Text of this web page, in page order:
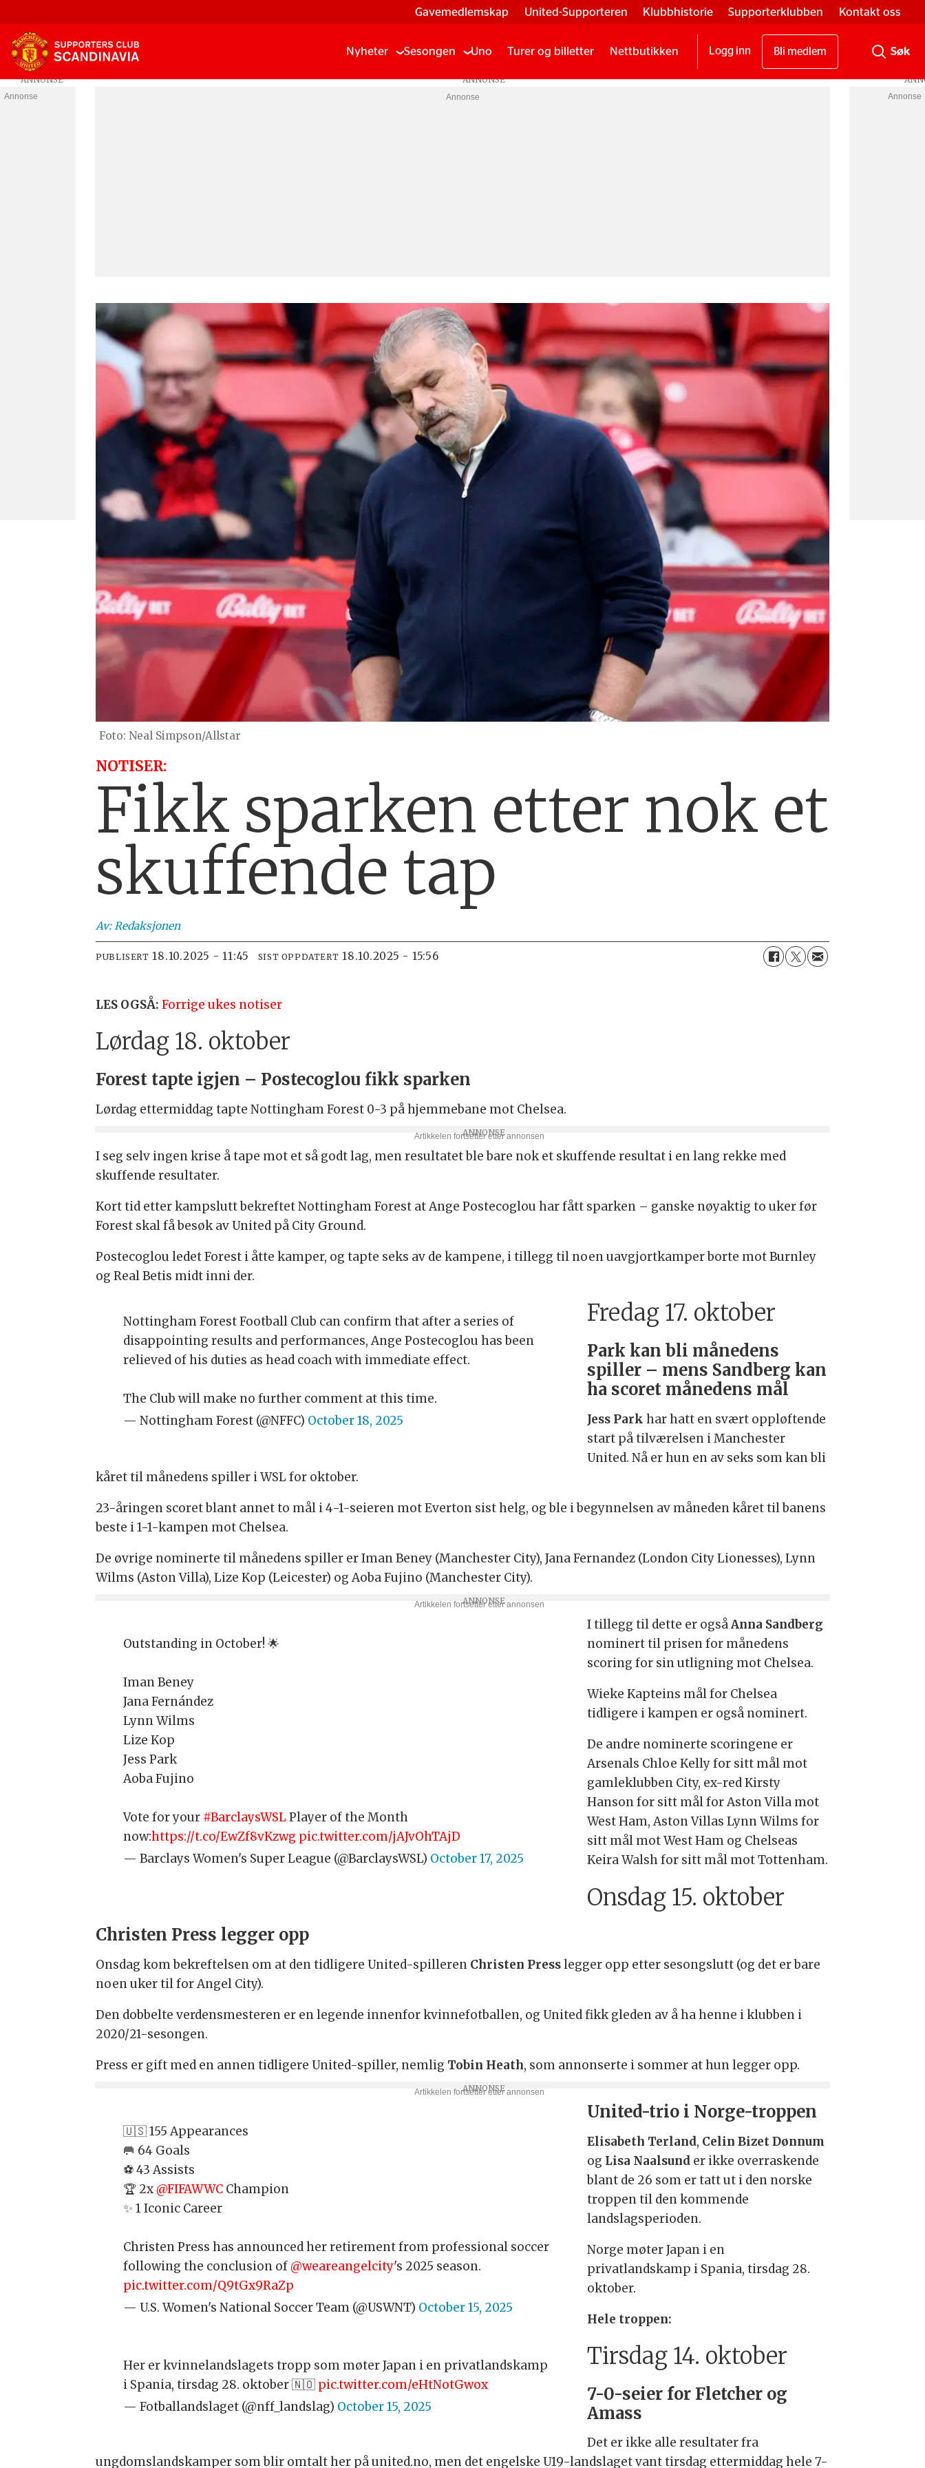
Gavemedlemskap United-Supporteren Klubbhistorie Supporterklubben Kontakt oss
Nyheter Sesongen Uno Turer og billetter Nettbutikken Logg inn Bli medlem
Annonse
Neal Simpson/Allstar
NOTISER:
Fikk sparken etter nok et
skuffende tap
Av: Redaksjonen
PUBLISERT 18.10.2025 - 11:45 SIST OPPDATERT 18.10.2025 - 15:56
LES OGSÅ: Forrige ukes notiser
Lørdag 18. oktober
Forest tapte igjen – Postecoglou fikk sparken
Lørdag ettermiddag tapte Nottingham Forest 0-3 på hjemmebane mot Chelsea.
I seg selv ingen krise å tape mot et så godt lag, men resultatet ble bare nok et skuffende resultat i en lang rekke med
skuffende resultater.
Kort tid etter kampslutt bekreftet Nottingham Forest at Ange Postecoglou har fått sparken – ganske nøyaktig to uker før
Forest skal få besøk av United på City Ground.
Postecoglou ledet Forest i åtte kamper, og tapte seks av de kampene, i tillegg til noen uavgjortkamper borte mot Burnley
og Real Betis midt inni der.
Nottingham Forest Football Club can confirm that after a series of
disappointing results and performances, Ange Postecoglou has been
relieved of his duties as head coach with immediate effect.
The Club will make no further comment at this time.
— Nottingham Forest (@NFFC) October 18, 2025
Fredag 17. oktober
Park kan bli månedens
spiller – mens Sandberg kan
ha scoret månedens mål
Jess Park har hatt en svært oppløftende
start på tilværelsen i Manchester
United. Nå er hun en av seks som kan bli
kåret til månedens spiller i WSL for oktober.
23-åringen scoret blant annet to mål i 4-1-seieren mot Everton sist helg, og ble i begynnelsen av måneden kåret til banens
beste i 1-1-kampen mot Chelsea.
De øvrige nominerte til månedens spiller er Iman Beney (Manchester City), Jana Fernandez (London City Lionesses), Lynn
Wilms (Aston Villa), Lize Kop (Leicester) og Aoba Fujino (Manchester City).
Outstanding in October! 🌟
Iman Beney
Jana Fernández
Lynn Wilms
Lize Kop
Jess Park
Aoba Fujino
Vote for your #BarclaysWSLPlayer of the Month
now:https://t.co/EwZf8vKzwg pic.twitter.com/jAJvOhTAjD
— Barclays Women's Super League (@BarclaysWSL) October 17, 2025
I tillegg til dette er ogsåAnna Sandberg
nominert til prisen for månedens
scoring for sin utligning mot Chelsea.
Wieke Kapteins mål for Chelsea
tidligere i kampen er også nominert.
De andre nominerte scoringene er
Arsenals Chloe Kelly for sitt mål mot
gamleklubben City, ex-red Kirsty
Hanson for sitt mål for Aston Villa mot
West Ham, Aston Villas Lynn Wilms for
sitt mål mot West Ham og Chelseas
Keira Walsh for sitt mål mot Tottenham.
Onsdag 15. oktober
Christen Press legger opp
Onsdag kom bekreftelsen om at den tidligere United-spilleren Christen Presslegger opp etter sesongslutt (og det er bare
noen uker til for Angel City).
Den dobbelte verdensmesteren er en legende innenfor kvinnefotballen, og United fikk gleden av å ha henne i klubben i
2020/21-sesongen.
Press er gift med en annen tidligere United-spiller, nemlig Tobin Heath, som annonserte i sommer at hun legger opp.
🇺🇸 155 Appearances
🥅 64 Goals
⚽️ 43 Assists
🏆 2x@FIFAWWC Champion
✨ 1 Iconic Career
Christen Press has announced her retirement from professional soccer
following the conclusion of@weareangelcity's 2025 season.
pic.twitter.com/Q9tGx9RaZp
— U.S. Women's National Soccer Team (@USWNT) October 15, 2025
United-trio i Norge-troppen
Elisabeth Terland, Celin Bizet Dønnum
og Lisa Naalsund er ikke overraskende
blant de 26 som er tatt ut i den norske
troppen til den kommende
landslagsperioden.
Norge møter Japan i en
privatlandskamp i Spania, tirsdag 28.
oktober.
Hele troppen:
Her er kvinnelandslagets tropp som møter Japan i en privatlandskamp
i Spania, tirsdag 28. oktober 🇳🇴 pic.twitter.com/eHtNotGwox
— Fotballandslaget (@nff_landslag) October 15, 2025
Tirsdag 14. oktober
7-0-seier for Fletcher og
Amass
Det er ikke alle resultater fra
ungdomslandskamper som blir omtalt her på united.no, men det engelske U19-landslaget vant tirsdag ettermiddag hele 7-
Annonse Annonse